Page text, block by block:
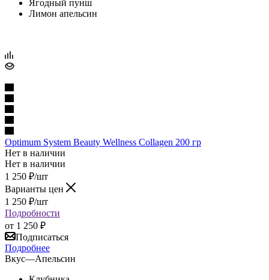
Ягодный пунш
Лимон апельсин
Optimum System Beauty Wellness Collagen 200 гр
Нет в наличии
Нет в наличии
1 250 ₽/шт
Варианты цен
1 250 ₽/шт
Подробности
от 1 250 ₽
Подписаться
Подробнее
Вкус—Апельсин